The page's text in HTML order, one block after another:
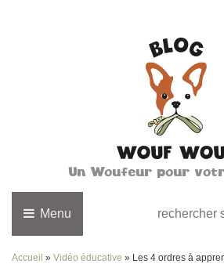
Un Woufeur pour
Menu
Accueil » Vidéo éducative » Les 4 ordres à